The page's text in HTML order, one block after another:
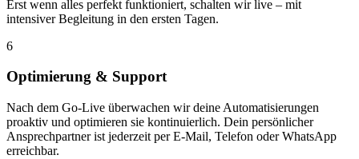
Erst wenn alles perfekt funktioniert, schalten wir live – mit
intensiver Begleitung in den ersten Tagen.
6
Optimierung & Support
Nach dem Go-Live überwachen wir deine Automatisierungen
proaktiv und optimieren sie kontinuierlich. Dein persönlicher
Ansprechpartner ist jederzeit per E-Mail, Telefon oder WhatsApp
erreichbar.